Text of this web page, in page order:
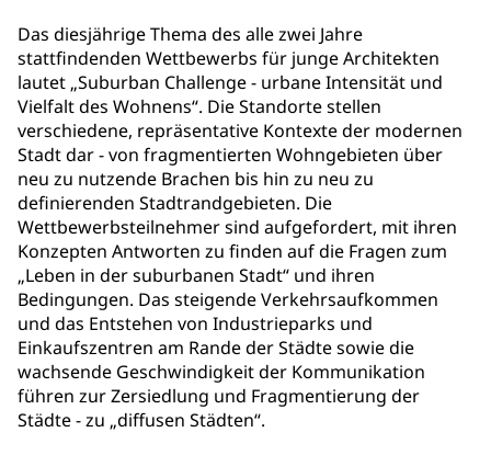
Das diesjährige Thema des alle zwei Jahre
stattfindenden Wettbewerbs für junge Architekten
lautet „Suburban Challenge - urbane Intensität und
Vielfalt des Wohnens“. Die Standorte stellen
verschiedene, repräsentative Kontexte der modernen
Stadt dar - von fragmentierten Wohngebieten über
neu zu nutzende Brachen bis hin zu neu zu
definierenden Stadtrandgebieten. Die
Wettbewerbsteilnehmer sind aufgefordert, mit ihren
Konzepten Antworten zu finden auf die Fragen zum
„Leben in der suburbanen Stadt“ und ihren
Bedingungen. Das steigende Verkehrsaufkommen
und das Entstehen von Industrieparks und
Einkaufszentren am Rande der Städte sowie die
wachsende Geschwindigkeit der Kommunikation
führen zur Zersiedlung und Fragmentierung der
Städte - zu „diffusen Städten“.